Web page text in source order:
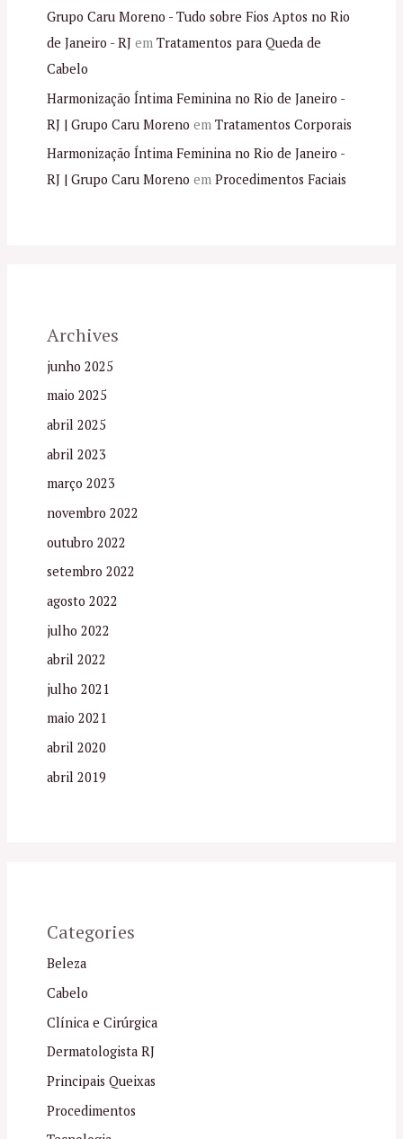
Grupo Caru Moreno - Tudo sobre Fios Aptos no Rio
de Janeiro - RJem Tratamentos para Queda de
Cabelo
Harmonização Íntima Feminina no Rio de Janeiro -
RJ | Grupo Caru Moreno em Tratamentos Corporais
Harmonização Íntima Feminina no Rio de Janeiro -
RJ | Grupo Caru Moreno em Procedimentos Faciais
Archives
junho 2025
maio 2025
abril 2025
abril 2023
março 2023
novembro 2022
outubro 2022
setembro 2022
agosto 2022
julho 2022
abril 2022
julho 2021
maio 2021
abril 2020
abril 2019
Categories
Beleza
Cabelo
Clínica e Cirúrgica
Dermatologista RJ
Principais Queixas
Procedimentos